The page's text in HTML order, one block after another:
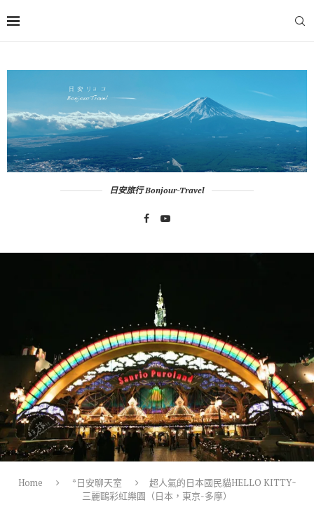
日安旅行 Bonjour-Travel
Home *日安聊天室
超人氣的日本國民貓HELLO KITTY~
三麗鷗彩虹樂園（日本，東京-多摩）